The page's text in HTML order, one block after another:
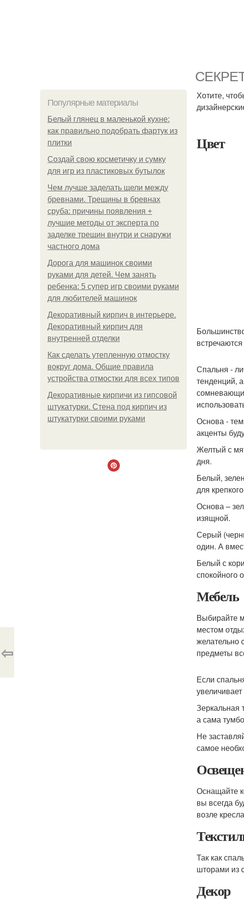
Популярные материалы
Белый глянец в маленькой кухне:
как правильно подобрать фартук из
плитки
Создай свою косметичку и сумку
для игр из пластиковых бутылок
Чем лучше заделать щели между
бревнами. Трещины в бревнах
сруба: причины появления +
лучшие методы от эксперта по
заделке трещин внутри и снаружи
частного дома
Дорога для машинок своими
руками для детей. Чем занять
ребенка: 5 супер игр своими руками
для любителей машинок
Декоративный кирпич в интерьере.
Декоративный кирпич для
внутренней отделки
Как сделать утепленную отмостку
вокруг дома. Общие правила
устройства отмостки для всех типов
Декоративные кирпичи из гипсовой
штукатурки. Стена под кирпич из
штукатурки своими руками
Хотите,
Цвет
Спальня -
тенденций,
Основа -
акценты
Желтый с
дня.
Белый,
для
Основа –
изящной.
Серый
один. А
Белый с
спокойного
Мебель
Выбирайте
местом
желательно
предметы
Если
Зеркальная
а сама
Не
самое
Оснащайте
вы всегда
возле
Так как
шторами из
Декор
⇦